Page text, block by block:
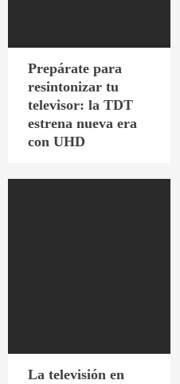
Prepárate para
resintonizar tu
televisor: la TDT
estrena nueva era
con UHD
La televisión en